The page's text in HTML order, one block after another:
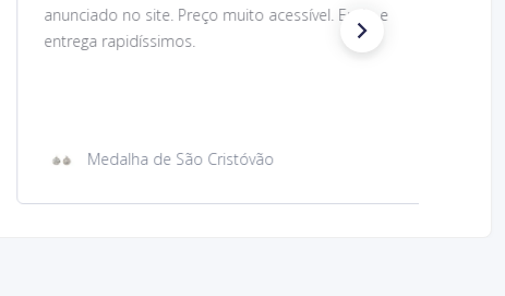
produto. O produto correspondeu ao anunciado.
Envio e entrega rapidíssimos. Voltaria a comprar.
Íman de metal com imagem São Cristóvão